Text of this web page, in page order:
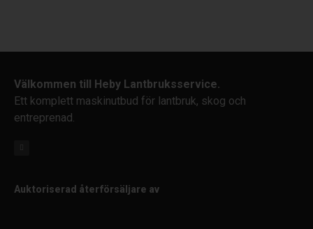
Välkommen till Heby Lantbruksservice.
Ett komplett maskinutbud för lantbruk, skog och
entreprenad.
Auktoriserad återförsäljare av